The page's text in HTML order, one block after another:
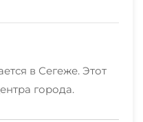
в Сегеже. Этот
города.